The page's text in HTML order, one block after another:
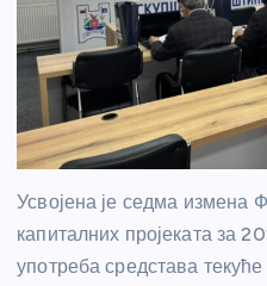
Усвојена је седма измена
капиталних пројеката за
употреба средстава